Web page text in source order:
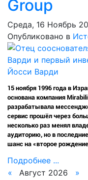
Group
Среда, 16 Ноябрь
Опубликовано в
15 ноября 1996 года в
основана компания
разрабатывала
сервис прошёл через
несколько раз менял
аудиторию, но в
шанс на «второе
Подробнее ...
«
Август 2026
»